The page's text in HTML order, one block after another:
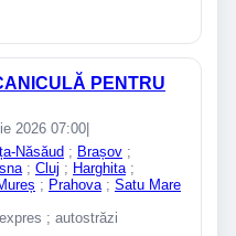
PENTRU
2026 07:00|
Năsăud ; Brașov ;
; Cluj ; Harghita;
; Prahova; Satu Mare
; autostrăzi